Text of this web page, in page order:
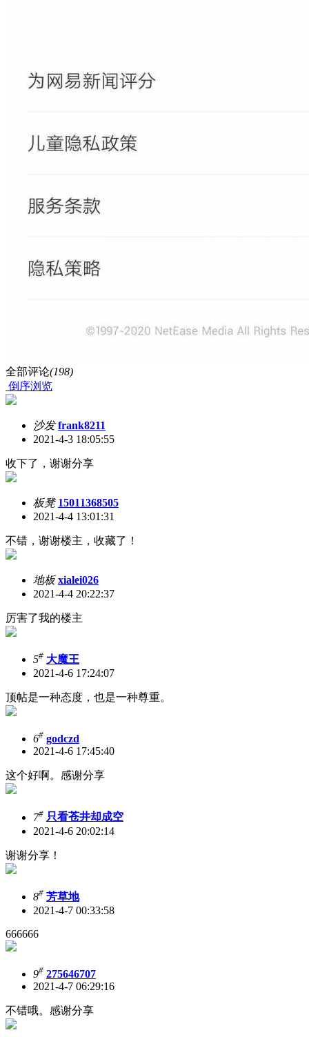
全部评论(198)
倒序浏览
沙发 frank8211
2021-4-3 18:05:55
收下了，谢谢分享
板凳 15011368505
2021-4-4 13:01:31
不错，谢谢楼主，收藏了！
地板 xialei026
2021-4-4 20:22:37
厉害了我的楼主
5# 大魔王
2021-4-6 17:24:07
顶帖是一种态度，也是一种尊重。
6# godczd
2021-4-6 17:45:40
这个好啊。感谢分享
7# 只看苍井却成空
2021-4-6 20:02:14
谢谢分享！
8# 芳草地
2021-4-7 00:33:58
666666
9# 275646707
2021-4-7 06:29:16
不错哦。感谢分享